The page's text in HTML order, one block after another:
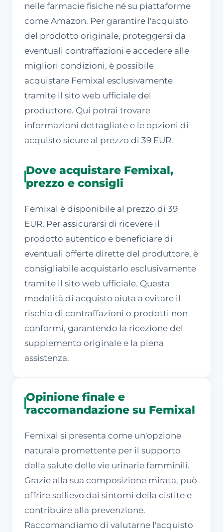
nelle farmacie fisiche né su piattaforme
come Amazon. Per garantire l'acquisto
del prodotto originale, proteggersi da
eventuali contraffazioni e accedere alle
migliori condizioni, è possibile
acquistare Femixal esclusivamente
tramite il sito web ufficiale del
produttore. Qui potrai trovare
informazioni dettagliate e le opzioni di
acquisto sicure al prezzo di 39 EUR.
Dove acquistare Femixal,
prezzo e consigli
Femixal è disponibile al prezzo di 39
EUR. Per assicurarsi di ricevere il
prodotto autentico e beneficiare di
eventuali offerte dirette del produttore, è
consigliabile acquistarlo esclusivamente
tramite il sito web ufficiale. Questa
modalità di acquisto aiuta a evitare il
rischio di contraffazioni o prodotti non
conformi, garantendo la ricezione del
supplemento originale e la piena
assistenza.
Opinione finale e
raccomandazione su Femixal
Femixal si presenta come un'opzione
naturale promettente per il supporto
della salute delle vie urinarie femminili.
Grazie alla sua composizione mirata, può
offrire sollievo dai sintomi della cistite e
contribuire alla prevenzione.
Raccomandiamo di valutarne l'acquisto